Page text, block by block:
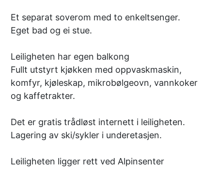
Et separat soverom med to enkeltsenger.
Eget bad og ei stue.
Leiligheten har egen balkong
Fullt utstyrt kjøkken med oppvaskmaskin,
komfyr, kjøleskap, mikrobølgeovn, vannkoker
og kaffetrakter.
Det er gratis trådløst internett i leiligheten.
Lagering av ski/sykler i underetasjen.
Leiligheten ligger rett ved Alpinsenter